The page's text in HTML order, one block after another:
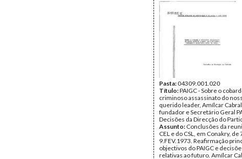
Pasta:04309.001.020
Título:PAIGC - Sobre o
criminoso assassinato do
querido leader, Amílcar
fundador e Secretário Geral
Decisões da Direcção do
Assunto: Conclusões da
CEL e do CSL, em Conakry, de
9.FEV.1973. Reafirmação
objectivos do PAIGC e
relativas ao futuro. Amílcar